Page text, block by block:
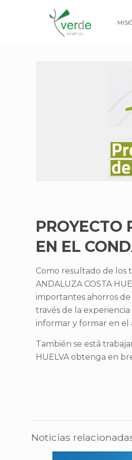
PROYECTO
EN EL
Como resultado de los
ANDALUZA COSTA
importantes ahorros de
través de la
informar y formar en el
También se está
HUELVA obtenga en
Noticias